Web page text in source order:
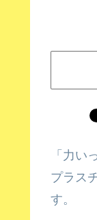
「力い
プラス
す。